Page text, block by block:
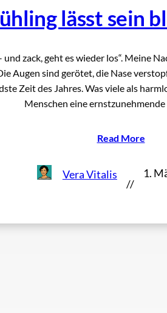
lässt sein
und zack, geht es wieder los“. Meine
Augen sind gerötet, die Nase
Zeit des Jahres. Was viele als
Menschen eine
Read More
Vera Vitalis
//
1.